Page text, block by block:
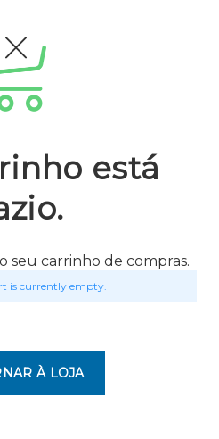
está
seu carrinho de compras.
is currently empty.
À LOJA